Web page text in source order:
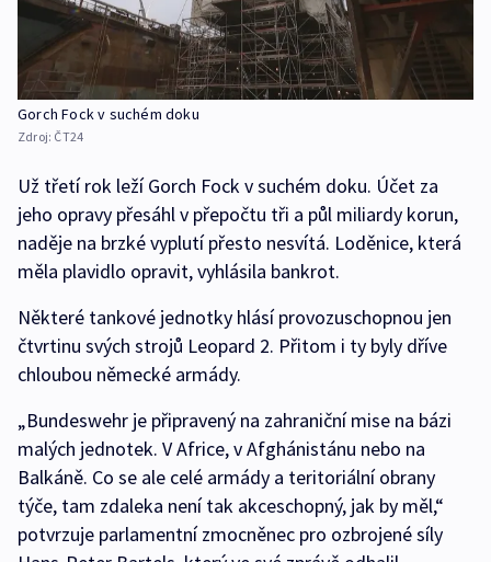
Gorch Fock v suchém doku
Zdroj: ČT24
Už třetí rok leží Gorch Fock v suchém doku. Účet za
jeho opravy přesáhl v přepočtu tři a půl miliardy korun,
naděje na brzké vyplutí přesto nesvítá. Loděnice, která
měla plavidlo opravit, vyhlásila bankrot.
Některé tankové jednotky hlásí provozuschopnou jen
čtvrtinu svých strojů Leopard 2. Přitom i ty byly dříve
chloubou německé armády.
„Bundeswehr je připravený na zahraniční mise na bázi
malých jednotek. V Africe, v Afghánistánu nebo na
Balkáně. Co se ale celé armády a teritoriální obrany
týče, tam zdaleka není tak akceschopný, jak by měl,“
potvrzuje parlamentní zmocněnec pro ozbrojené síly